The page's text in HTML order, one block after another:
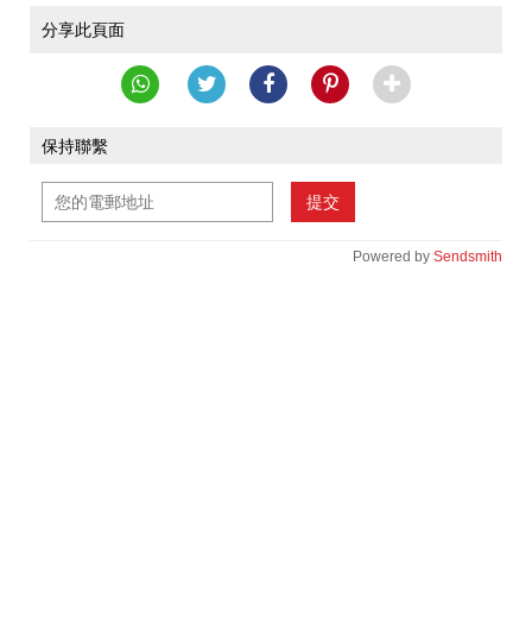
分享此頁面
保持聯繫
提交
Powered by Sendsmith